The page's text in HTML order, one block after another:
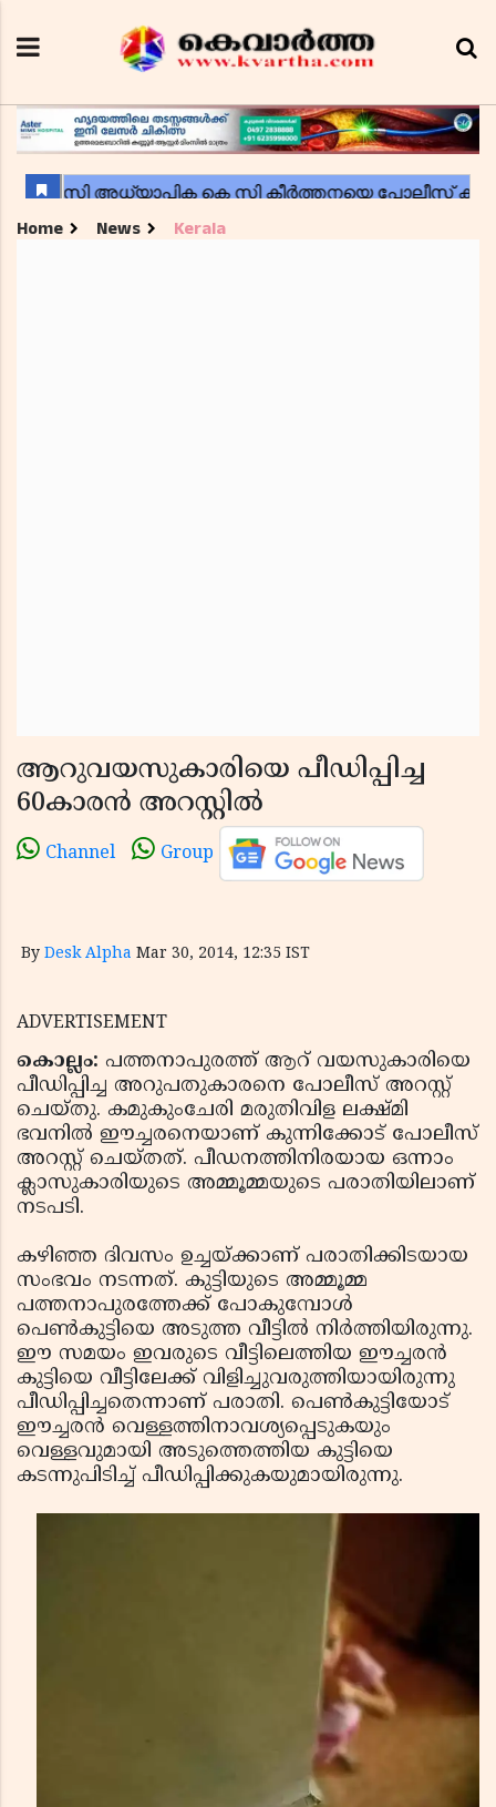
Home News Kerala
ആറുവയസുകാരിയെ പീഡിപ്പിച്ച
60കാരന്‍ അറസ്റ്റില്‍
Channel Group
By Desk Alpha Mar 30, 2014, 12:35 IST
ADVERTISEMENT
കൊല്ലം: പത്തനാപുരത്ത് ആറ് വയസുകാരിയെ
പീഡിപ്പിച്ച അറുപതുകാരനെ പോലീസ് അറസ്റ്റ്
ചെയ്തു. കമുകുംചേരി മരുതിവിള ലക്ഷ്മി
ഭവനില്‍ ഈച്ചരനെയാണ് കുന്നിക്കോട് പോലീസ്
അറസ്റ്റ് ചെയ്തത്. പീഡനത്തിനിരയായ ഒന്നാം
ക്ലാസുകാരിയുടെ അമ്മൂമ്മയുടെ പരാതിയിലാണ്
നടപടി.
കഴിഞ്ഞ ദിവസം ഉച്ചയ്ക്കാണ് പരാതിക്കിടയായ
സംഭവം നടന്നത്. കുട്ടിയുടെ അമ്മൂമ്മ
പത്തനാപുരത്തേക്ക് പോകുമ്പോള്‍
പെണ്‍കുട്ടിയെ അടുത്ത വീട്ടില്‍ നിര്‍ത്തിയിരുന്നു.
ഈ സമയം ഇവരുടെ വീട്ടിലെത്തിയ ഈച്ചരന്‍
കുട്ടിയെ വീട്ടിലേക്ക് വിളിച്ചുവരുത്തിയായിരുന്നു
പീഡിപ്പിച്ചതെന്നാണ് പരാതി. പെണ്‍കുട്ടിയോട്
ഈച്ചരന്‍ വെള്ളത്തിനാവശ്യപ്പെടുകയും
വെള്ളവുമായി അടുത്തെത്തിയ കുട്ടിയെ
കടന്നുപിടിച്ച് പീഡിപ്പിക്കുകയുമായിരുന്നു.